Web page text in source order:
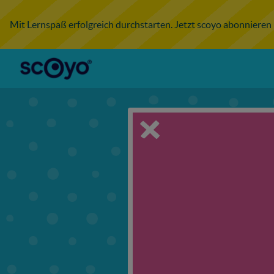
Mit Lernspaß erfolgreich durchstarten. Jetzt scoyo